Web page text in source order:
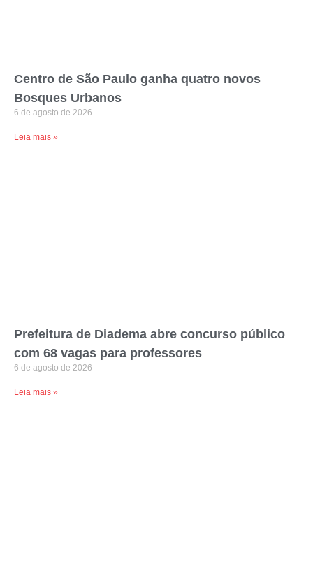
Centro de São Paulo ganha quatro novos
Bosques Urbanos
6 de agosto de 2026
Leia mais »
Prefeitura de Diadema abre concurso público
com 68 vagas para professores
6 de agosto de 2026
Leia mais »